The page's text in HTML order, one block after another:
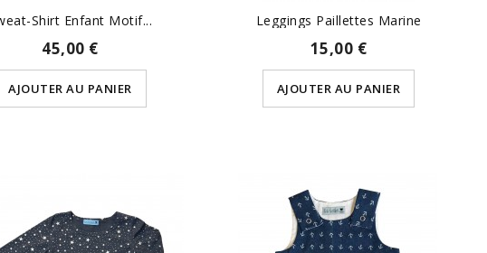
Shirt Enfant Motif...
45,00 €
AJOUTER AU PANIER
Leggings Paillettes Marine
15,00 €
AJOUTER AU PANIER